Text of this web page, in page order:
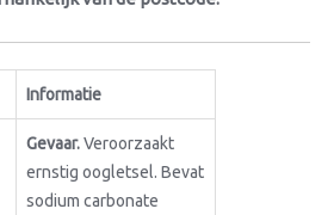
Informatie
Gevaar.Veroorzaakt
ernstig oogletsel. Bevat
sodium carbonate